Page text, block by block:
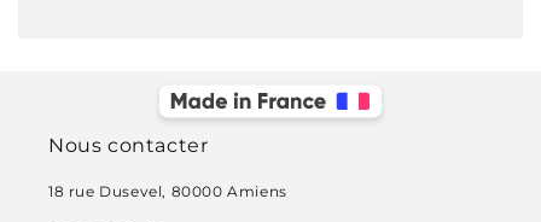
Nous contacter
18 rue Dusevel, 80000 Amiens